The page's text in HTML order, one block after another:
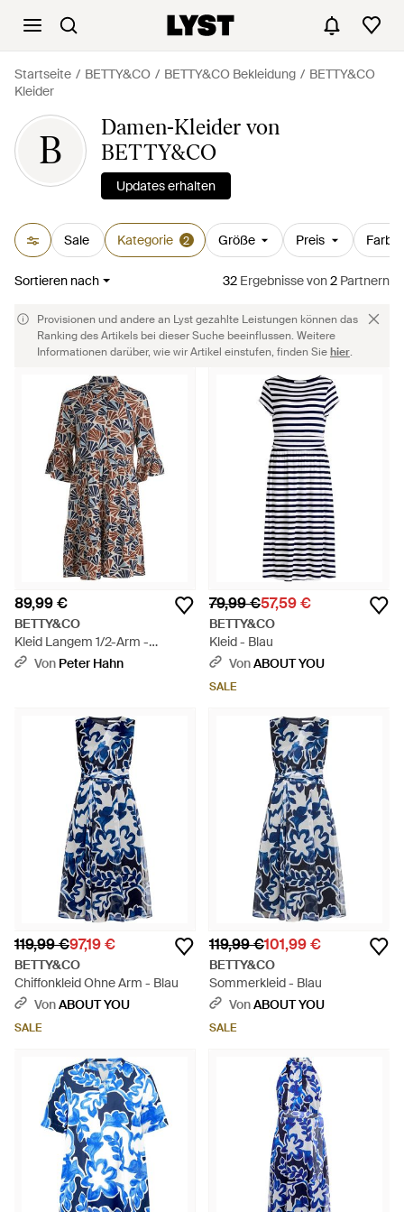
Startseite BETTY&CO BETTY&CO Bekleidung
BETTY&CO
Kleider
B
Damen-Kleider von
BETTY&CO
Updates erhalten
Sale Kategorie 2 Größe Preis Farbe
Sortieren nach 32 Ergebnissevon2 Partnern
Provisionen und andere an Lyst gezahlte Leistungen können das
Ranking des Artikels bei dieser Suche beeinflussen. Weitere
Informationen darüber, wie wir Artikel einstufen, finden Siehier.
89,99 €
BETTY&CO
Kleid Langem 1/2-Arm -
Mehrfarbig
Von Peter Hahn
79,99 €57,59 €
BETTY&CO
Kleid - Blau
VonABOUT YOU
SALE
119,99 €97,19 €
BETTY&CO
Chiffonkleid Ohne Arm - Blau
VonABOUT YOU
SALE
119,99 €101,99 €
BETTY&CO
Sommerkleid - Blau
VonABOUT YOU
SALE